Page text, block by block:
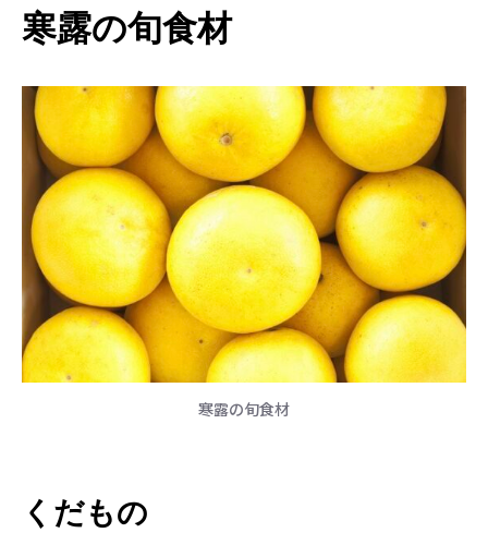
寒露の旬食材
寒露の旬食材
くだもの